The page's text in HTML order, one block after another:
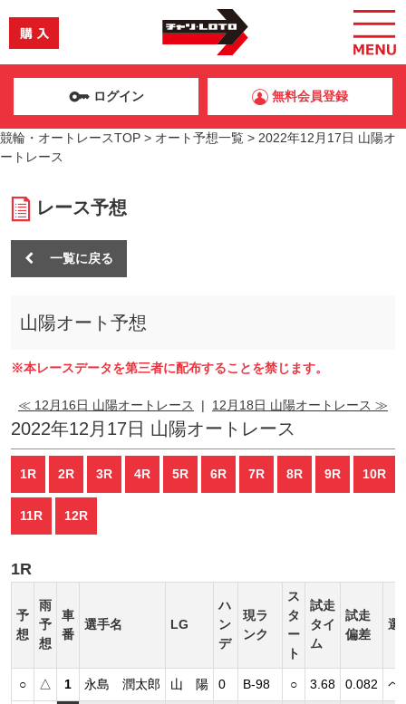
ログイン 無料会員登録
競輪・オートレースTOP > オート予想一覧 > 2022年12月17日 山陽オ
ートレース
レース予想
一覧に戻る
山陽オート予想
※本レースデータを第三者に配布することを禁じます。
≪ 12月16日 山陽オートレース | 12月18日 山陽オートレース ≫
2022年12月17日 山陽オートレース
1R 2R 3R 4R 5R 6R 7R 8R 9R 10R
11R 12R
1R
予
想
雨
予
想
車
番
選手名 LG
ハ
ン
デ
現ラ
ンク
ス
タ
ー
ト
試走
タイ
ム
試走
偏差
選
○ △ 1 永島 潤太郎 山 陽 0 B-98 ○ 3.68 0.082 ペ